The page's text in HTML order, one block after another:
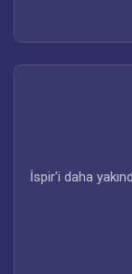
İspir'i daha